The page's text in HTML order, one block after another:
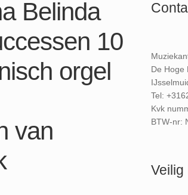
Belinda
10
orgel
van
De Hoge
Tel:
Kvk
BTW-nr:
Veilig